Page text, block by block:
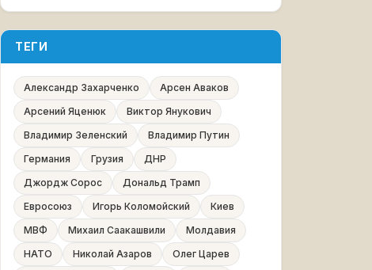
ТЕГИ
Александр Захарченко
Арсен Аваков
Арсений Яценюк
Виктор Янукович
Владимир Зеленский
Владимир Путин
Германия
Грузия
ДНР
Джордж Сорос
Дональд Трамп
Евросоюз
Игорь Коломойский
Киев
МВФ
Михаил Саакашвили
Молдавия
НАТО
Николай Азаров
Олег Царев